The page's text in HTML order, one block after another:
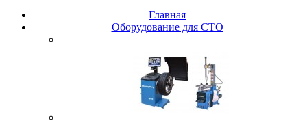
Главная
Oбopудoвaниe для CTO